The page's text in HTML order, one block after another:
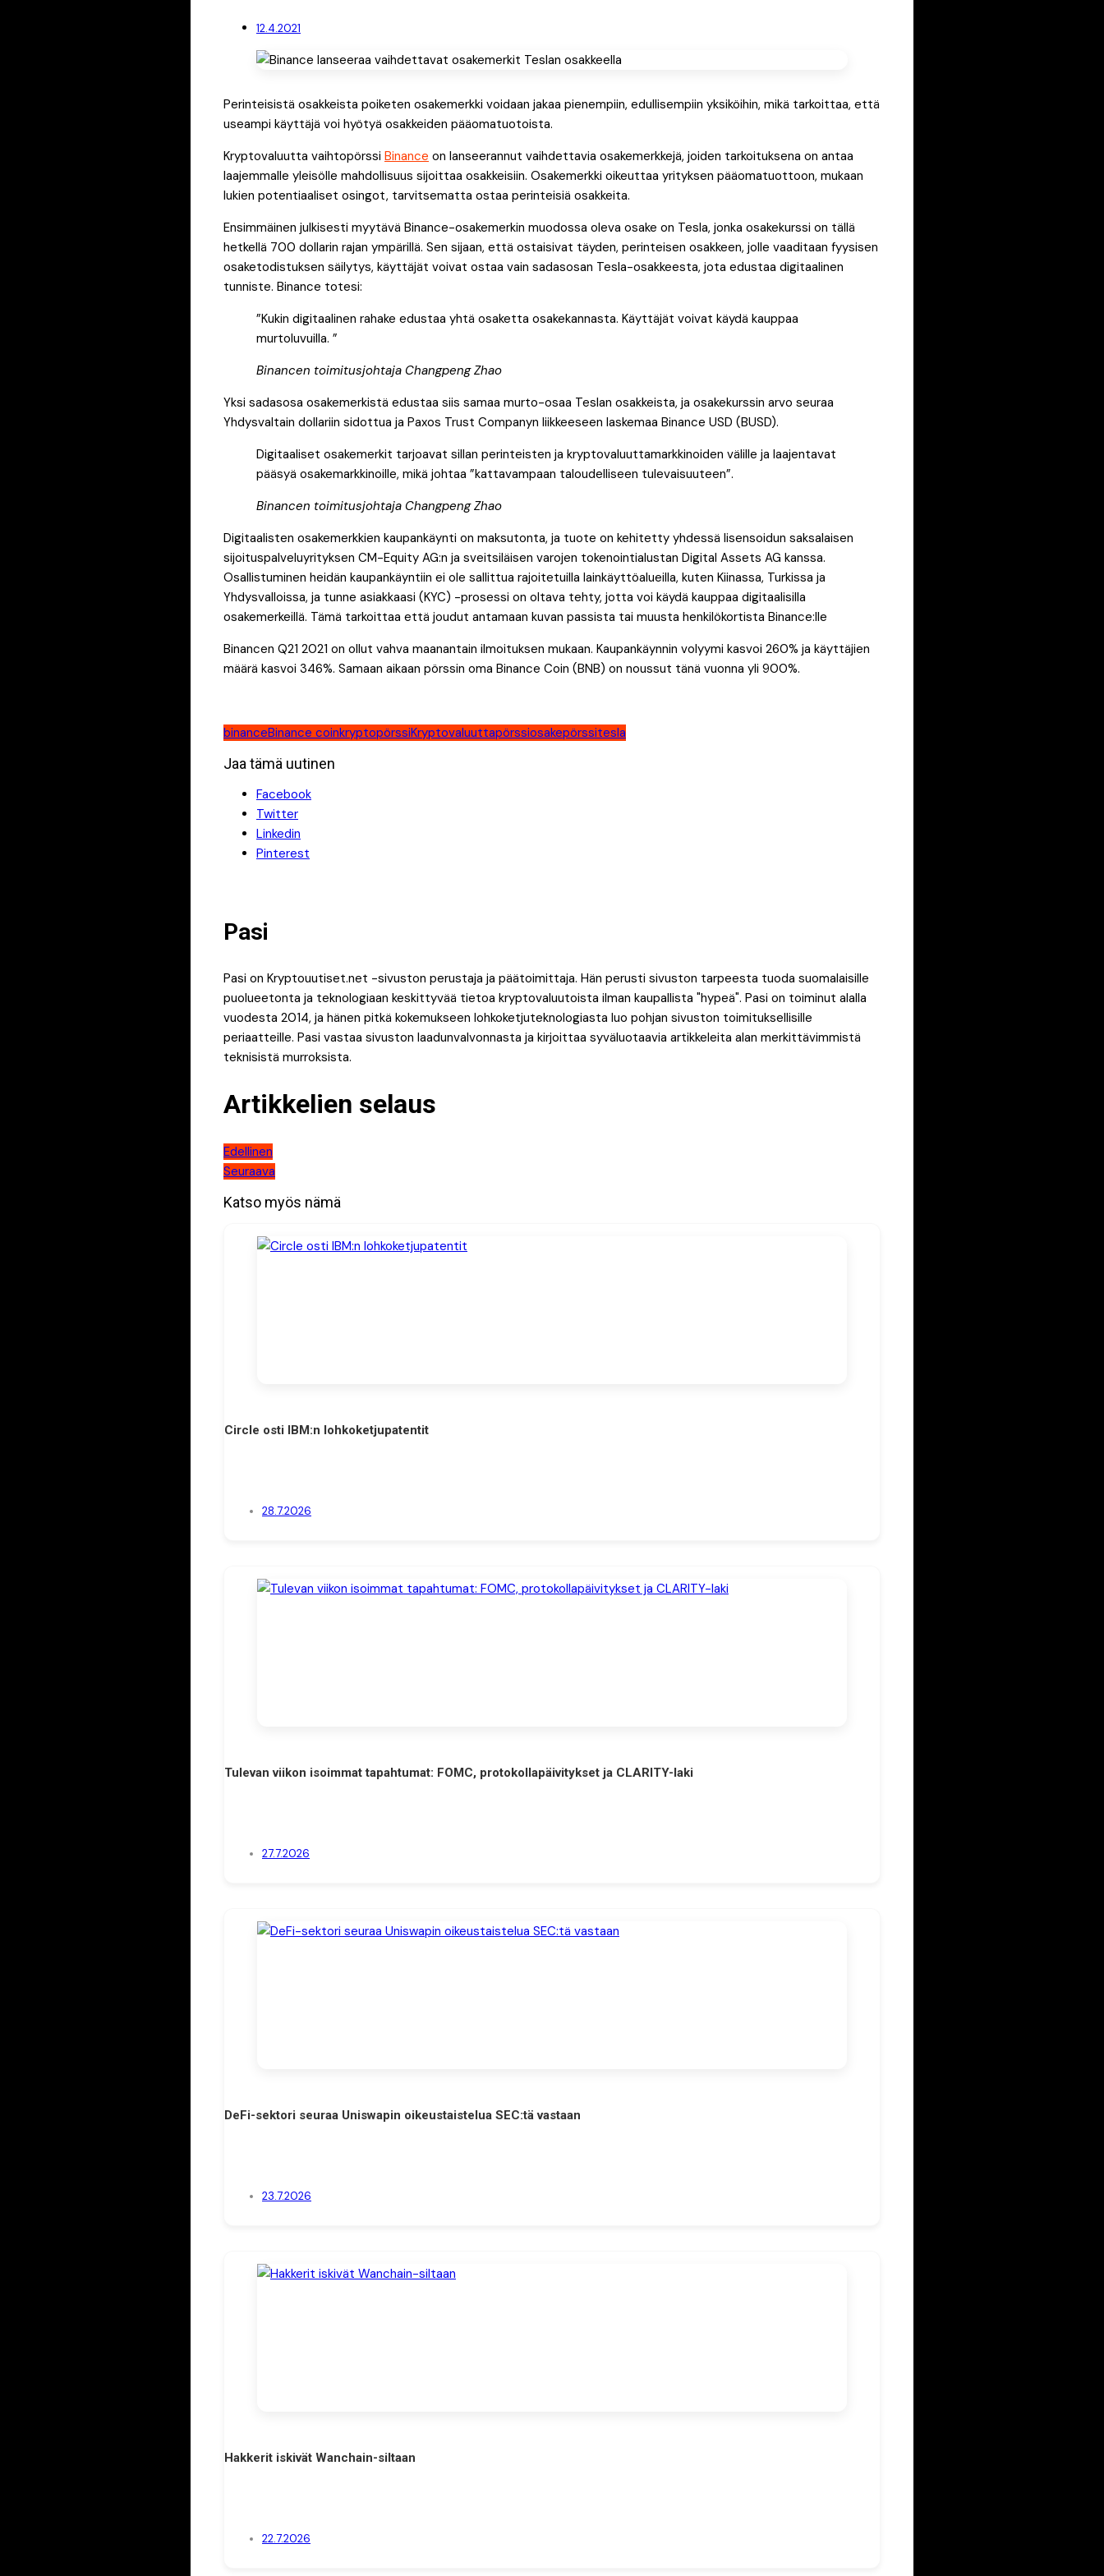
12.4.2021
Perinteisistä osakkeista poiketen osakemerkki voidaan jakaa pienempiin, edullisempiin yksiköihin, mikä tarkoittaa, että
useampi käyttäjä voi hyötyä osakkeiden pääomatuotoista.
Kryptovaluutta vaihtopörssi Binance on lanseerannut vaihdettavia osakemerkkejä, joiden tarkoituksena on antaa
laajemmalle yleisölle mahdollisuus sijoittaa osakkeisiin. Osakemerkki oikeuttaa yrityksen pääomatuottoon, mukaan
lukien potentiaaliset osingot, tarvitsematta ostaa perinteisiä osakkeita.
Ensimmäinen julkisesti myytävä Binance-osakemerkin muodossa oleva osake on Tesla, jonka osakekurssi on tällä
hetkellä 700 dollarin rajan ympärillä. Sen sijaan, että ostaisivat täyden, perinteisen osakkeen, jolle vaaditaan fyysisen
osaketodistuksen säilytys, käyttäjät voivat ostaa vain sadasosan Tesla-osakkeesta, jota edustaa digitaalinen
tunniste. Binance totesi:
”Kukin digitaalinen rahake edustaa yhtä osaketta osakekannasta. Käyttäjät voivat käydä kauppaa
murtoluvuilla. ”
Binancen toimitusjohtaja Changpeng Zhao
Yksi sadasosa osakemerkistä edustaa siis samaa murto-osaa Teslan osakkeista, ja osakekurssin arvo seuraa
Yhdysvaltain dollariin sidottua ja Paxos Trust Companyn liikkeeseen laskemaa Binance USD (BUSD).
Digitaaliset osakemerkit tarjoavat sillan perinteisten ja kryptovaluuttamarkkinoiden välille ja laajentavat
pääsyä osakemarkkinoille, mikä johtaa ”kattavampaan taloudelliseen tulevaisuuteen”.
Binancen toimitusjohtaja Changpeng Zhao
Digitaalisten osakemerkkien kaupankäynti on maksutonta, ja tuote on kehitetty yhdessä lisensoidun saksalaisen
sijoituspalveluyrityksen CM-Equity AG:n ja sveitsiläisen varojen tokenointialustan Digital Assets AG kanssa.
Osallistuminen heidän kaupankäyntiin ei ole sallittua rajoitetuilla lainkäyttöalueilla, kuten Kiinassa, Turkissa ja
Yhdysvalloissa, ja tunne asiakkaasi (KYC) -prosessi on oltava tehty, jotta voi käydä kauppaa digitaalisilla
osakemerkeillä. Tämä tarkoittaa että joudut antamaan kuvan passista tai muusta henkilökortista Binance:lle
Binancen Q21 2021 on ollut vahva maanantain ilmoituksen mukaan. Kaupankäynnin volyymi kasvoi 260% ja käyttäjien
määrä kasvoi 346%. Samaan aikaan pörssin oma Binance Coin (BNB) on noussut tänä vuonna yli 900%.
binanceBinance coinkryptopörssiKryptovaluuttapörssiosakepörssitesla
Jaa tämä uutinen
Facebook
Twitter
Linkedin
Pinterest
Pasi
Pasi on Kryptouutiset.net -sivuston perustaja ja päätoimittaja. Hän perusti sivuston tarpeesta tuoda suomalaisille
puolueetonta ja teknologiaan keskittyvää tietoa kryptovaluutoista ilman kaupallista "hypeä". Pasi on toiminut alalla
vuodesta 2014, ja hänen pitkä kokemukseen lohkoketjuteknologiasta luo pohjan sivuston toimituksellisille
periaatteille. Pasi vastaa sivuston laadunvalvonnasta ja kirjoittaa syväluotaavia artikkeleita alan merkittävimmistä
teknisistä murroksista.
Artikkelien selaus
Edellinen
Seuraava
Katso myös nämä
Circle osti IBM:n lohkoketjupatentit
28.7.2026
Tulevan viikon isoimmat tapahtumat: FOMC, protokollapäivitykset ja CLARITY-laki
27.7.2026
DeFi-sektori seuraa Uniswapin oikeustaistelua SEC:tä vastaan
23.7.2026
Hakkerit iskivät Wanchain-siltaan
22.7.2026